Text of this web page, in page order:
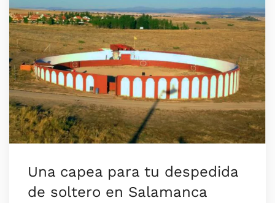
Una capea para tu despedida
de soltero en Salamanca